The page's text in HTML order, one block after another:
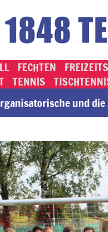
FECHTEN
TENNIS
und